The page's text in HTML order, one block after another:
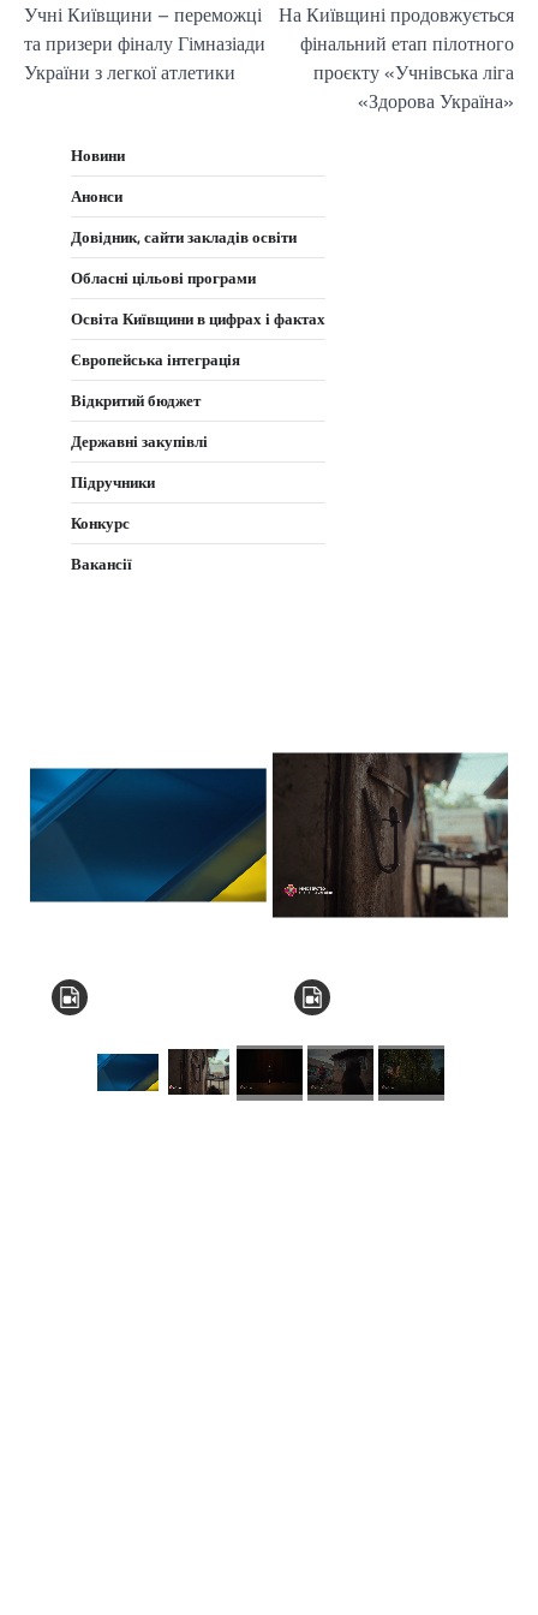
записів
Учні Київщини – переможці
та призери фіналу Гімназіади
України з легкої атлетики
На Київщині продовжується
фінальний етап пілотного
проєкту «Учнівська ліга
«Здорова Україна»
Новини
Анонси
Довідник, сайти закладів освіти
Обласні цільові програми
Освіта Київщини в цифрах і фактах
Європейська інтеграція
Відкритий бюджет
Державні закупівлі
Підручники
Конкурс
Вакансії